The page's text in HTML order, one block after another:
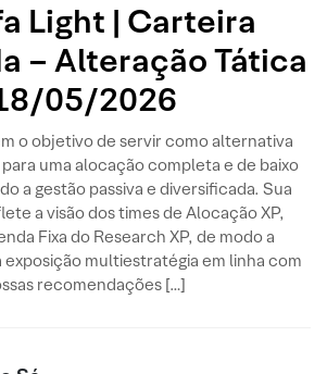
Light | Carteira
– Alteração Tática
05/2026
o objetivo de servir como alternativa
uma alocação completa e de baixo
a gestão passiva e diversificada. Sua
a visão dos times de Alocação XP,
Fixa do Research XP, de modo a
multiestratégia em linha com
recomendações […]